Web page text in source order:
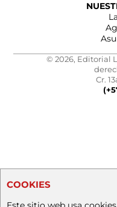
© 2026, Editorial
Cr.
COOKIES